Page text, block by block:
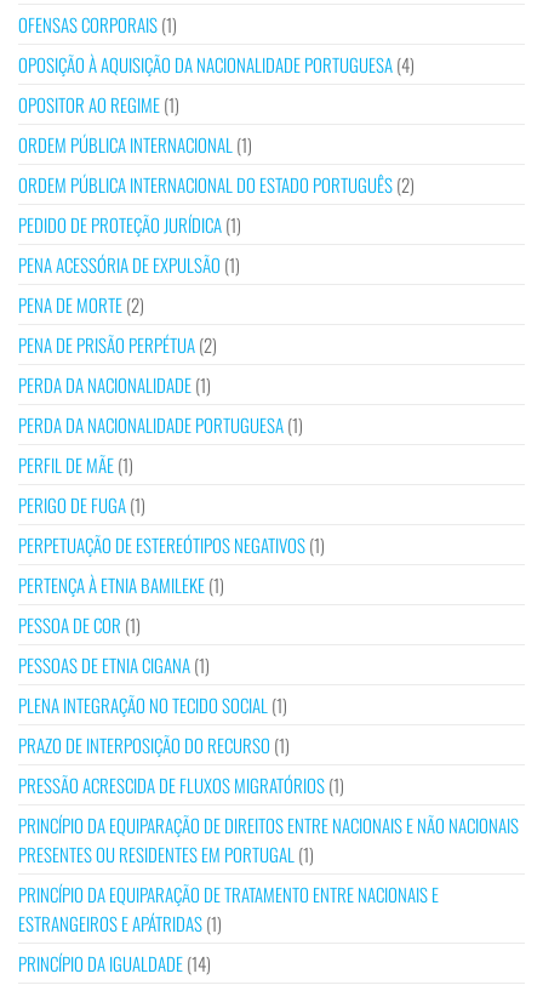
OFENSAS CORPORAIS(1)
OPOSIÇÃO À AQUISIÇÃO DA NACIONALIDADE PORTUGUESA(4)
OPOSITOR AO REGIME(1)
ORDEM PÚBLICA INTERNACIONAL (1)
ORDEM PÚBLICA INTERNACIONAL DO ESTADO PORTUGUÊS(2)
PEDIDO DE PROTEÇÃO JURÍDICA(1)
PENA ACESSÓRIA DE EXPULSÃO (1)
PENA DE MORTE(2)
PENA DE PRISÃO PERPÉTUA(2)
PERDA DA NACIONALIDADE(1)
PERDA DA NACIONALIDADE PORTUGUESA(1)
PERFIL DE MÃE(1)
PERIGO DE FUGA(1)
PERPETUAÇÃO DE ESTEREÓTIPOS NEGATIVOS(1)
PERTENÇA À ETNIA BAMILEKE(1)
PESSOA DE COR (1)
PESSOAS DE ETNIA CIGANA(1)
PLENA INTEGRAÇÃO NO TECIDO SOCIAL (1)
PRAZO DE INTERPOSIÇÃO DO RECURSO (1)
PRESSÃO ACRESCIDA DE FLUXOS MIGRATÓRIOS(1)
PRINCÍPIO DA EQUIPARAÇÃO DE DIREITOS ENTRE NACIONAIS E NÃO NACIONAIS
PRESENTES OU RESIDENTES EM PORTUGAL (1)
PRINCÍPIO DA EQUIPARAÇÃO DE TRATAMENTO ENTRE NACIONAIS E
ESTRANGEIROS E APÁTRIDAS(1)
PRINCÍPIO DA IGUALDADE(14)